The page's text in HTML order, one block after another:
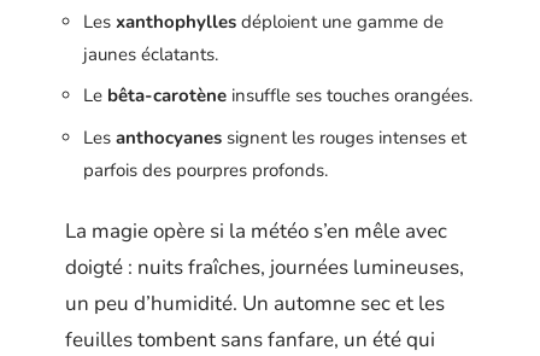
Les xanthophylles déploient une gamme de
jaunes éclatants.
Le bêta-carotène insuffle ses touches orangées.
Les anthocyanes signent les rouges intenses et
parfois des pourpres profonds.
La magie opère si la météo s’en mêle avec
doigté : nuits fraîches, journées lumineuses,
un peu d’humidité. Un automne sec et les
feuilles tombent sans fanfare, un été qui